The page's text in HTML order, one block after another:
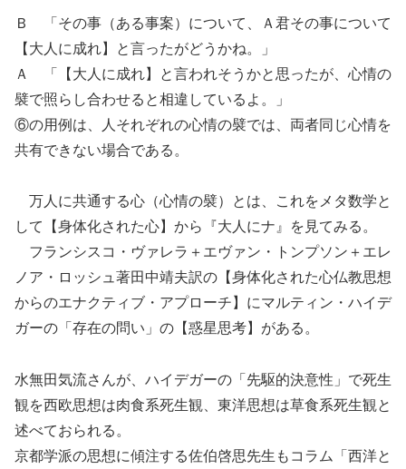
Ｂ 「その事（ある事案）について、Ａ君その事について
【大人に成れ】と言ったがどうかね。」
Ａ 「【大人に成れ】と言われそうかと思ったが、心情の
襞で照らし合わせると相違しているよ。」
⑥の用例は、人それぞれの心情の襞では、両者同じ心情を
共有できない場合である。
万人に共通する心（心情の襞）とは、これをメタ数学と
して【身体化された心】から『大人にナ』を見てみる。
フランシスコ・ヴァレラ＋エヴァン・トンプソン＋エレ
ノア・ロッシュ著田中靖夫訳の【身体化された心仏教思想
からのエナクティブ・アプローチ】にマルティン・ハイデ
ガーの「存在の問い」の【惑星思考】がある。
水無田気流さんが、ハイデガーの「先駆的決意性」で死生
観を西欧思想は肉食系死生観、東洋思想は草食系死生観と
述べておられる。
京都学派の思想に傾注する佐伯啓思先生もコラム「西洋と